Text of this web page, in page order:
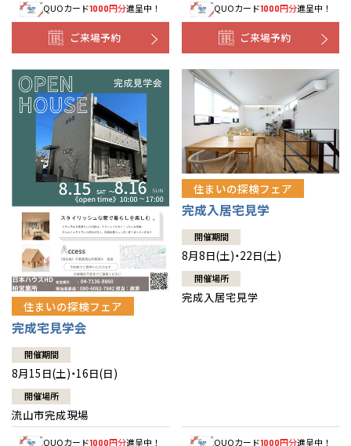
QUOカード1000円分進呈中！
ご来場予約
QUOカード1000円分進呈中！
ご来場予約
住まいの探検フェア
完成宅見学会
開催期間
8月15日(土)・16日(日)
開催場所
流山市完成現場
QUOカード1000円分進呈中！
住まいの探検フェア
完成入居宅見学
開催期間
8月8日(土)・22日(土)
開催場所
完成入居宅見学
QUOカード1000円分進呈中！